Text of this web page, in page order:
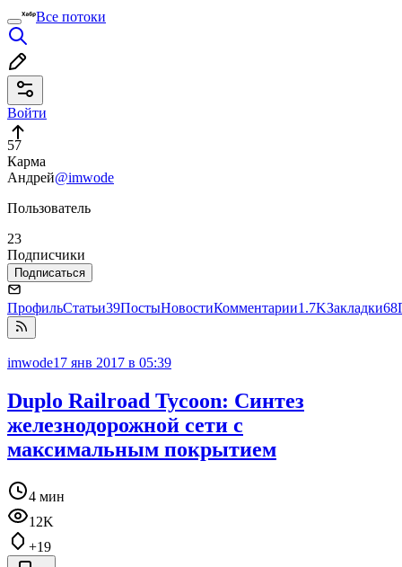
Все потоки
Войти
57
Карма
Андрей@imwode
Пользователь
23
Подписчики
Подписаться
ПрофильСтатьи39ПостыНовостиКомментарии1.7KЗакладки68
imwode17 янв 2017 в 05:39
Duplo Railroad Tycoon: Синтез
железнодорожной сети с
максимальным покрытием
4 мин
12K
+19